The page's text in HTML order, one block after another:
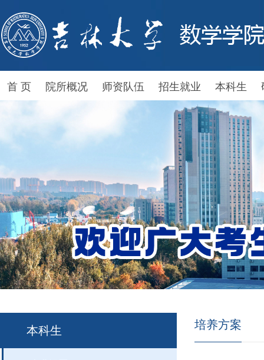
首 页 院所概况 师资队伍 招生就业 本科生
本科生 培养方案